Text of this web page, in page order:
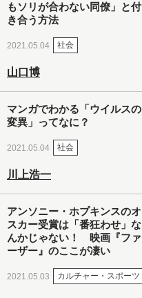
もソリが合わない同僚」と付
き合う方法
2021.05.04 社会
山口博
マンガでわかる「ウイルスの
変異」ってなに？
2021.05.04 社会
川上浩一
アンソニー・ホプキンスのオ
スカー受賞は「番狂わせ」な
んかじゃない！ 映画『ファ
ーザー』のここが凄い
2021.05.03 カルチャー・スポーツ